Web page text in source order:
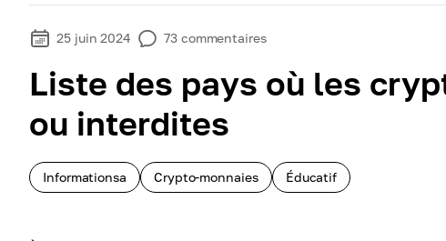
25 juin 2024 73 commentaires
Liste des pays où les
ou interdites
Informationsa Crypto-monnaies Éducatif